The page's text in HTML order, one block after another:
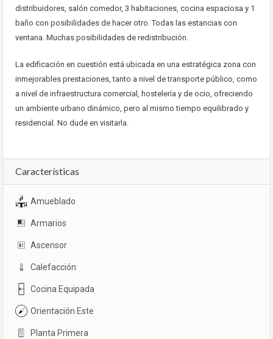
distribuidores, salón comedor, 3 habitaciones, cocina espaciosa y 1
baño con posibilidades de hacer otro. Todas las estancias con
ventana. Muchas posibilidades de redistribución.
La edificación en cuestión está ubicada en una estratégica zona con
inmejorables prestaciones, tanto a nivel de transporte público, como
a nivel de infraestructura comercial, hostelería y de ocio, ofreciendo
un ambiente urbano dinámico, pero al mismo tiempo equilibrado y
residencial. No dude en visitarla.
Características
Amueblado
Armarios
Ascensor
Calefacción
Cocina Equipada
Orientación Este
Planta Primera